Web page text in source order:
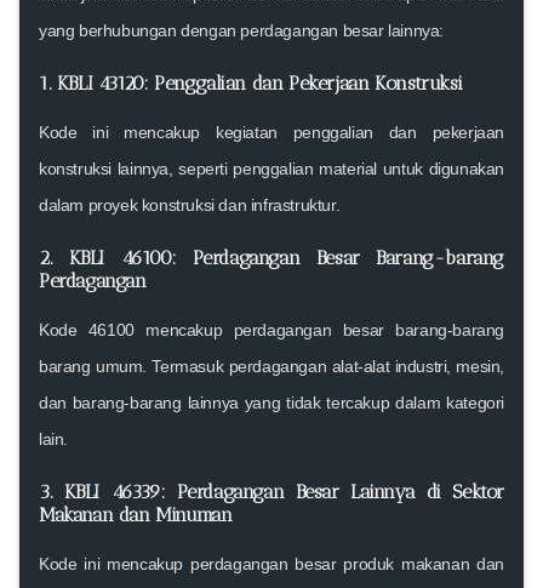
yang berhubungan dengan perdagangan besar lainnya:
1. KBLI 43120: Penggalian dan Pekerjaan Konstruksi
Kode ini mencakup kegiatan penggalian dan pekerjaan
konstruksi lainnya, seperti penggalian material untuk digunakan
dalam proyek konstruksi dan infrastruktur.
2. KBLI 46100: Perdagangan Besar Barang-barang
Perdagangan
Kode 46100mencakup perdagangan besar barang-barang
barang umum. Termasuk perdagangan alat-alat industri, mesin,
dan barang-barang lainnya yang tidak tercakup dalam kategori
lain.
3. KBLI 46339: Perdagangan Besar Lainnya di Sektor
Makanan dan Minuman
Kode ini mencakup perdagangan besar produk makanan dan